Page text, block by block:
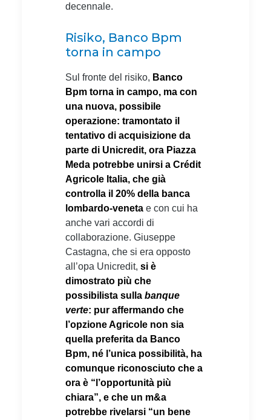
decennale.
Risiko, Banco Bpm
torna in campo
Sul fronte del risiko, Banco
Bpm torna in campo, ma con
una nuova, possibile
operazione: tramontato il
tentativo di acquisizione da
parte di Unicredit, ora Piazza
Meda potrebbe unirsi a Crédit
Agricole Italia, che già
controlla il 20% della banca
lombardo-veneta e con cui ha
anche vari accordi di
collaborazione. Giuseppe
Castagna, che si era opposto
all’opa Unicredit, si è
dimostrato più che
possibilista sulla banque
verte: pur affermando che
l’opzione Agricole non sia
quella preferita da Banco
Bpm, né l’unica possibilità, ha
comunque riconosciuto che a
ora è “l’opportunità più
chiara”, e che un m&a
potrebbe rivelarsi “un bene